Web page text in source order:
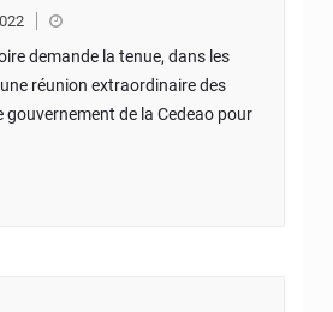
demande la tenue, dans les
réunion extraordinaire des
gouvernement de la Cedeao pour